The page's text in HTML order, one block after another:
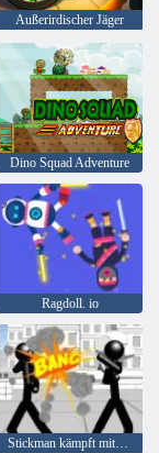
Außerirdischer Jäger
Dino Squad Adventure
Ragdoll. io
Stickman kämpft mit 3D